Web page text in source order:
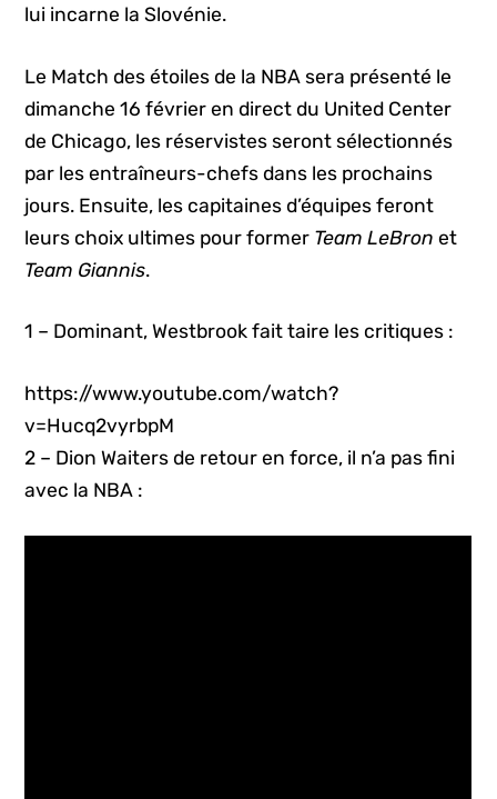
lui incarne la Slovénie.
Le Match des étoiles de la NBA sera présenté le
dimanche 16 février en direct du United Center
de Chicago, les réservistes seront sélectionnés
par les entraîneurs-chefs dans les prochains
jours. Ensuite, les capitaines d’équipes feront
leurs choix ultimes pour former Team LeBron et
Team Giannis.
1 – Dominant, Westbrook fait taire les critiques :
https://www.youtube.com/watch?
v=Hucq2vyrbpM
2 – Dion Waiters de retour en force, il n’a pas fini
avec la NBA :